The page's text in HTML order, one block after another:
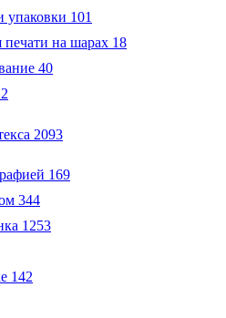
упаковки 101
печати на шарах 18
40
2
2093
169
344
1253
142